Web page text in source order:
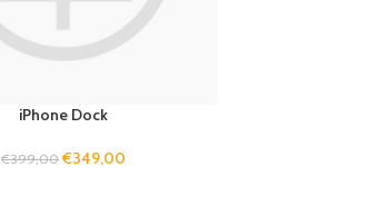
iPhone Dock
€399,00 €349,00